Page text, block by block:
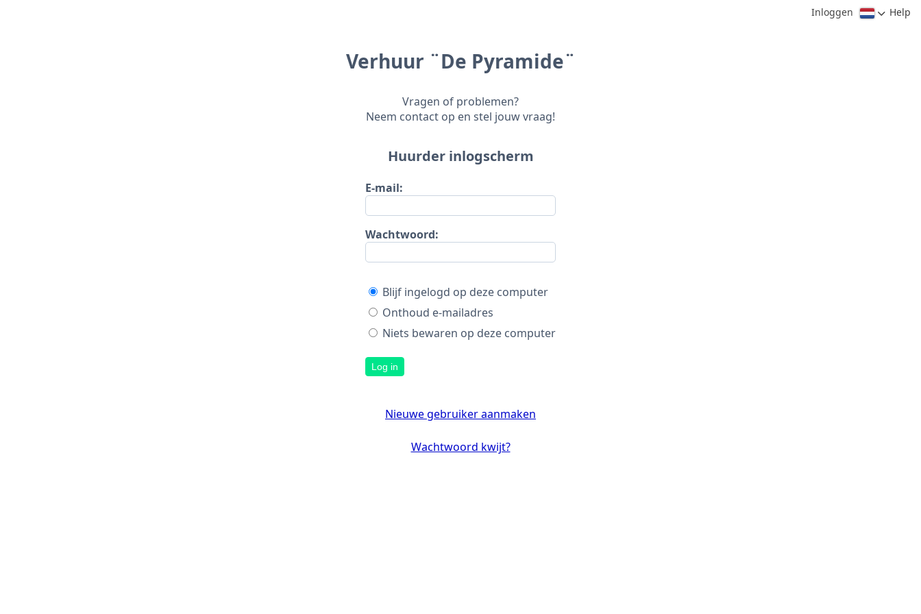
Inloggen Help
Verhuur ¨De Pyramide¨
Vragen of problemen?
Neem contact op en stel jouw vraag!
Huurder inlogscherm
E-mail:
Wachtwoord:
Blijf ingelogd op deze computer
Onthoud e-mailadres
Niets bewaren op deze computer
Log in
Nieuwe gebruiker aanmaken
Wachtwoord kwijt?